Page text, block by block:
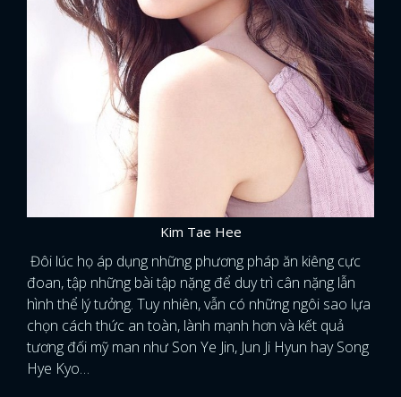
Kim Tae Hee
Đôi lúc họ áp dụng những phương pháp ăn kiêng cực
đoan, tập những bài tập nặng để duy trì cân nặng lẫn
hình thể lý tưởng. Tuy nhiên, vẫn có những ngôi sao lựa
chọn cách thức an toàn, lành mạnh hơn và kết quả
tương đối mỹ man như Son Ye Jin, Jun Ji Hyun hay Song
Hye Kyo…